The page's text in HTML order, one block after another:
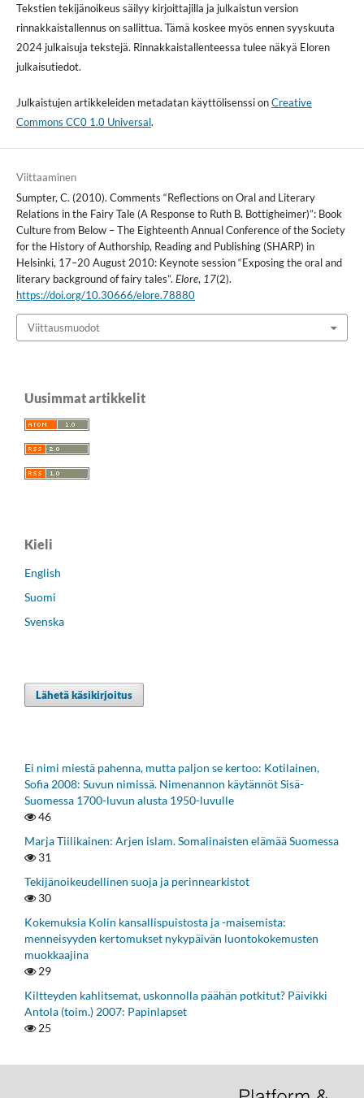
Tekstien tekijänoikeus säilyy kirjoittajilla ja julkaistun version
rinnakkaistallennus on sallittua. Tämä koskee myös ennen syyskuuta
2024 julkaisuja tekstejä. Rinnakkaistallenteessa tulee näkyä Eloren
julkaisutiedot.
Julkaistujen artikkeleiden metadatan käyttölisenssi onCreative
Commons CC0 1.0 Universal.
Viittaaminen
Sumpter, C. (2010). Comments “Reflections on Oral and Literary
Relations in the Fairy Tale (A Response to Ruth B. Bottigheimer)”: Book
Culture from Below – The Eighteenth Annual Conference of the Society
for the History of Authorship, Reading and Publishing (SHARP) in
Helsinki, 17–20 August 2010: Keynote session “Exposing the oral and
literary background of fairy tales”. Elore, 17(2).
https://doi.org/10.30666/elore.78880
Viittausmuodot
Uusimmat artikkelit
Kieli
English
Suomi
Svenska
Lähetä käsikirjoitus
Ei nimi miestä pahenna, mutta paljon se kertoo: Kotilainen,
Sofia 2008: Suvun nimissä. Nimenannon käytännöt Sisä-
Suomessa 1700-luvun alusta 1950-luvulle
46
Marja Tiilikainen: Arjen islam. Somalinaisten elämää Suomessa
31
Tekijänoikeudellinen suoja ja perinnearkistot
30
Kokemuksia Kolin kansallispuistosta ja -maisemista:
menneisyyden kertomukset nykypäivän luontokokemusten
muokkaajina
29
Kiltteyden kahlitsemat, uskonnolla päähän potkitut? Päivikki
Antola (toim.) 2007: Papinlapset
25